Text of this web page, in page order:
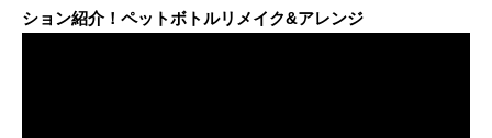
ション紹介！ペットボトルリメイク&アレンジ